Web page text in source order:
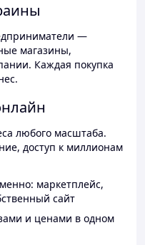
—
магазины,
Каждая покупка
любого масштаба.
доступ к миллионам
маркетплейс,
сайт
и ценами в одном